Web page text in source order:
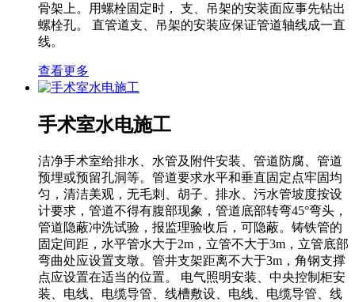
骨架上。用螺栓固定时， 支、吊架的安装面应事先钻出
螺栓孔。 直管道支、吊架的安装应保证管道轴线成一直
线。
查看更多
手术室水电施工
洁净手术室给排水、水管及附件安装、管道防腐、管道
预埋或预留孔洞等。管道要求水平和垂直固定点牢固均
匀，清洁美观，无毛刺、胡子、排水、污水管坡度按设
计要求，管道不得有腹部现象，管道底部转弯45°弯头，
管道隐蔽冲洗试验，报监理验收后，可隐蔽。铸铁管的
固定间距，水平管水大于2m，立管不大于3m，立管底部
弯曲处应设置支墩。管井支架距离不大于3m，角钢支撑
点应设置在适当的位置。 电气照明安装、中央控制柜安
装、电线、电缆导管、线槽敷设、电线、电缆导管、线